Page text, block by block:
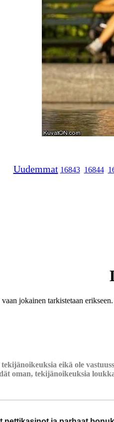
Uudemmat 16843 16844
jokainen tarkistetaan
eikä ole
oman, tekijänoikeuksia